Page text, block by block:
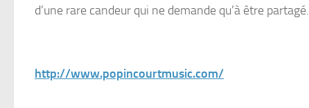
d’une rare candeur qui ne demande qu’à être partagé.
http://www.popincourtmusic.com/